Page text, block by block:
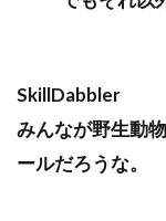
SkillDabbler
みんなが野生動
ールだろうな。